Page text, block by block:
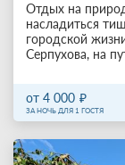
Отдых на
насладиться
городской
Серпухова, на
от 4 000
ЗА НОЧЬ ДЛЯ 1 ГОСТЯ